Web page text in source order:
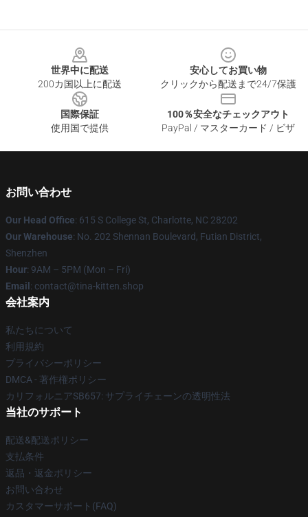
世界中に配送
200カ国以上に配送
安心してお買い物
クリックから配送まで24/7保護
国際保証
使用国で提供
100％安全なチェックアウト
PayPal / マスターカード / ビザ
お問い合わせ
Our Head Office: 615 S College St, Charlotte, NC 28202
Our Warehouse: No. 202 Shennan Boulevard, Futian District,
Shenzhen
Hour: 9AM – 5PM (Mon – Fri)
Email : contact@tina-kitten.shop
会社案内
私たちについて
利用規約
プライバシーポリシー
DMCA - 著作権ポリシー
カリフォルニアSB657: サプライチェーンの透明性法
当社のサポート
配送&配送ポリシー
支払条件
返品・返金ポリシー
お問い合わせ
カスタマーサポート(FAQ)